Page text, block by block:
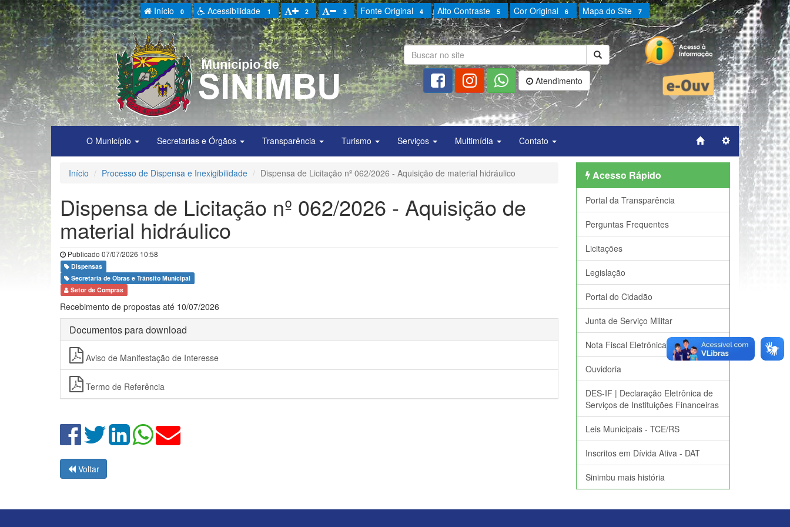
Início 0 Acessibilidade 1 2 3 Fonte Original 4 Alto Contraste 5 Cor Original 6 Mapa do Site 7
Atendimento
O Município Secretarias e Órgãos Transparência Turismo Serviços Multimídia Contato
Início Processo de Dispensa e Inexigibilidade Dispensa de Licitação nº 062/2026 - Aquisição de material hidráulico
Dispensa de Licitação nº 062/2026 - Aquisição de
material hidráulico
Publicado 07/07/2026 10:58
Dispensas
Secretaria de Obras e Trânsito Municipal
Setor de Compras
Recebimento de propostas até 10/07/2026
Documentos para download
Aviso de Manifestação de Interesse
Termo de Referência
Voltar
Acesso Rápido
Portal da Transparência
Perguntas Frequentes
Licitações
Legislação
Portal do Cidadão
Junta de Serviço Militar
Nota Fiscal Eletrônica
Ouvidoria
DES-IF | Declaração Eletrônica de
Serviços de Instituições Financeiras
Leis Municipais - TCE/RS
Inscritos em Dívida Ativa - DAT
Sinimbu mais história